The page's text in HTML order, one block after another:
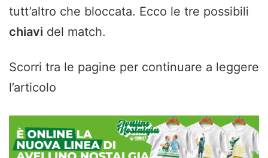
tutt’altro che bloccata. Ecco le tre possibili
chiavi del match.
Scorri tra le pagine per continuare a leggere
l’articolo